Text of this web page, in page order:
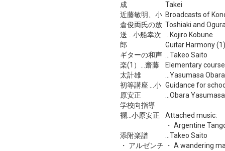
成
近藤敏明、小
倉俊両氏の放
送 ...小船幸次
郎
ギターの和声
楽(1）...齋藤
太計雄
初等講座 ...小
原安正
学校向指導
襴...小原安正
添附楽譜
・ アルゼンチ
Takei
Broadcasts of
Toshiaki and
...Kojiro Kobune
Guitar Harmony (1)
...Takeo Saito
Elementary course
...Yasumasa Obara
Guidance for
...Obara Yasumasa
Attached music:
・ Argentine
...Takeo Saito
・ A wandering